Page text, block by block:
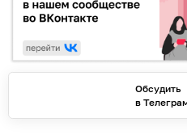
Обсудить
в